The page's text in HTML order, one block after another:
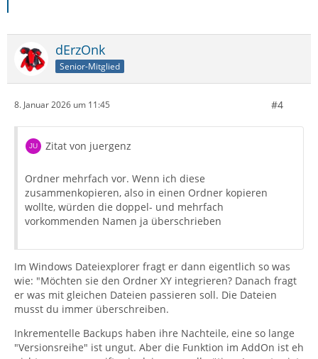
dErzOnk
Senior-Mitglied
8. Januar 2026 um 11:45 #4
Zitat von juergenz
Ordner mehrfach vor. Wenn ich diese
zusammenkopieren, also in einen Ordner kopieren
wollte, würden die doppel- und mehrfach
vorkommenden Namen ja überschrieben
Im Windows Dateiexplorer fragt er dann eigentlich so was
wie: "Möchten sie den Ordner XY integrieren? Danach fragt
er was mit gleichen Dateien passieren soll. Die Dateien
musst du immer überschreiben.
Inkrementelle Backups haben ihre Nachteile, eine so lange
"Versionsreihe" ist ungut. Aber die Funktion im AddOn ist eh